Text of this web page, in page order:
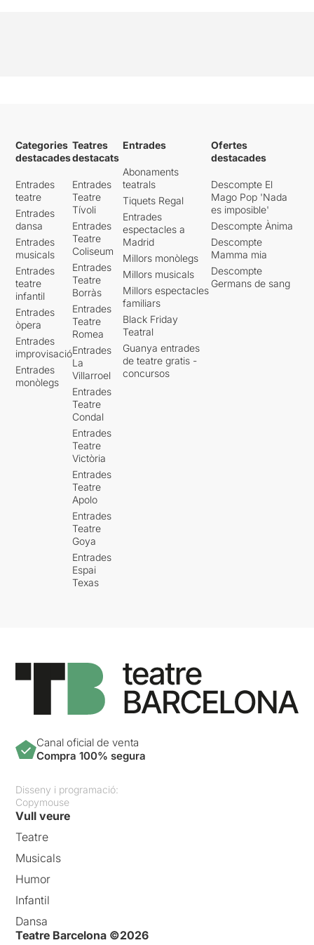
Categories
destacades
Entrades
teatre
Entrades
dansa
Entrades
musicals
Entrades
teatre
infantil
Entrades
òpera
Entrades
improvisació
Entrades
monòlegs
Teatres
destacats
Entrades
Teatre
Tívoli
Entrades
Teatre
Coliseum
Entrades
Teatre
Borràs
Entrades
Teatre
Romea
Entrades
La
Villarroel
Entrades
Teatre
Condal
Entrades
Teatre
Victòria
Entrades
Teatre
Apolo
Entrades
Teatre
Goya
Entrades
Espai
Texas
Entrades
Abonaments
teatrals
Tiquets Regal
Entrades
espectacles a
Madrid
Millors monòlegs
Millors musicals
Millors espectacles
familiars
Black Friday
Teatral
Guanya entrades
de teatre gratis -
concursos
Ofertes
destacades
Descompte El
Mago Pop 'Nada
es imposible'
Descompte Ànima
Descompte
Mamma mia
Descompte
Germans de sang
Canal oficial de venta
Compra 100% segura
Disseny i programació:
Copymouse
Vull veure
Teatre
Musicals
Humor
Infantil
Dansa
Teatre Barcelona ©2026